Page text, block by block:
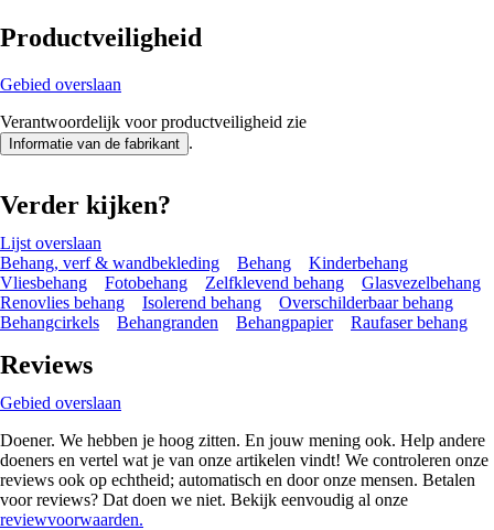
Productveiligheid
Gebied overslaan
Verantwoordelijk voor productveiligheid zie
Informatie van de fabrikant .
Verder kijken?
Lijst overslaan
Behang, verf & wandbekleding
Behang
Kinderbehang
Vliesbehang
Fotobehang Zelfklevend behang
Glasvezelbehang
Renovlies behang
Isolerend behang
Overschilderbaar behang
Behangcirkels
Behangranden Behangpapier Raufaser behang
Reviews
Gebied overslaan
Doener. We hebben je hoog zitten. En jouw mening ook. Help andere
doeners en vertel wat je van onze artikelen vindt! We controleren onze
reviews ook op echtheid; automatisch en door onze mensen. Betalen
voor reviews? Dat doen we niet. Bekijk eenvoudig al onze
reviewvoorwaarden.